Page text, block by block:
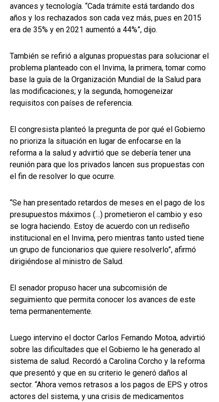
avances y tecnología. “Cada trámite está tardando dos
años y los rechazados son cada vez más, pues en 2015
era de 35% y en 2021 aumentó a 44%”, dijo.
También se refirió a algunas propuestas para solucionar el
problema planteado con el Invima, la primera, tomar como
base la guía de la Organización Mundial de la Salud para
las modificaciones; y la segunda, homogeneizar
requisitos con países de referencia.
El congresista planteó la pregunta de por qué el Gobierno
no prioriza la situación en lugar de enfocarse en la
reforma a la salud y advirtió que se debería tener una
reunión para que los privados lancen sus propuestas con
el fin de resolver lo que ocurre.
“Se han presentado retardos de meses en el pago de los
presupuestos máximos (…) prometieron el cambio y eso
se logra haciendo. Estoy de acuerdo con un rediseño
institucional en el Invima, pero mientras tanto usted tiene
un grupo de funcionarios que quiere resolverlo”, afirmó
dirigiéndose al ministro de Salud.
El senador propuso hacer una subcomisión de
seguimiento que permita conocer los avances de este
tema permanentemente.
Luego intervino el doctor Carlos Fernando Motoa, advirtió
sobre las dificultades que el Gobierno le ha generado al
sistema de salud. Recordó a Carolina Corcho y la reforma
que presentó y que en su criterio le generó daños al
sector. “Ahora vemos retrasos a los pagos de EPS y otros
actores del sistema, y una crisis de medicamentos